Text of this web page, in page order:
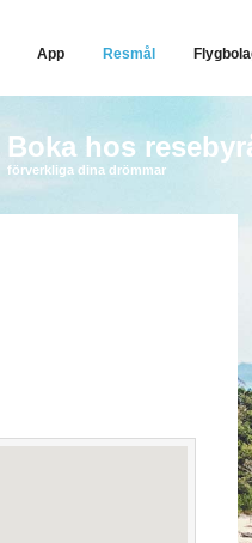
App Resmål
Boka hos
förverkliga dina drömmar